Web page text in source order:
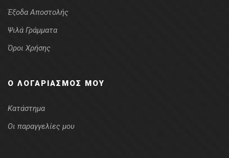
Έξοδα Αποστολής
Ψιλά Γράμματα
Όροι Χρήσης
Ο ΛΟΓΑΡΙΑΣΜΌΣ ΜΟΥ
Κατάστημα
Οι παραγγελίες μου